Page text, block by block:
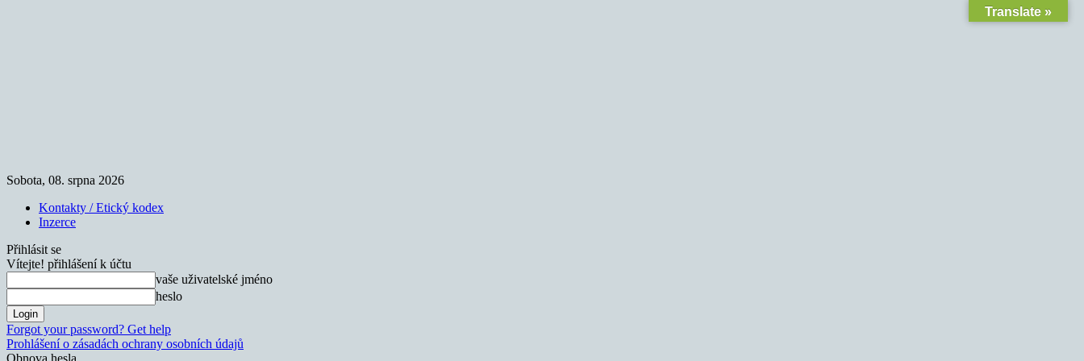
Sobota, 08. srpna 2026
Kontakty / Etický kodex
Inzerce
Přihlásit se
Vítejte! přihlášení k účtu
vaše uživatelské jméno
heslo
Forgot your password? Get help
Prohlášení o zásadách ochrany osobních údajů
Obnova hesla
Translate »